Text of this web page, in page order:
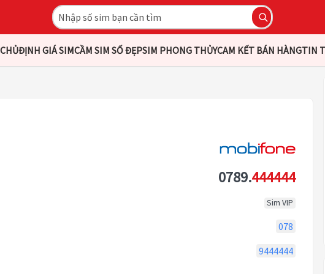
ĐỊNH GIÁ SIMCẦM SIM SỐ ĐẸPSIM PHONG THỦYCAM KẾT BÁN HÀNGTIN
0789.444444
Sim VIP
078
9444444